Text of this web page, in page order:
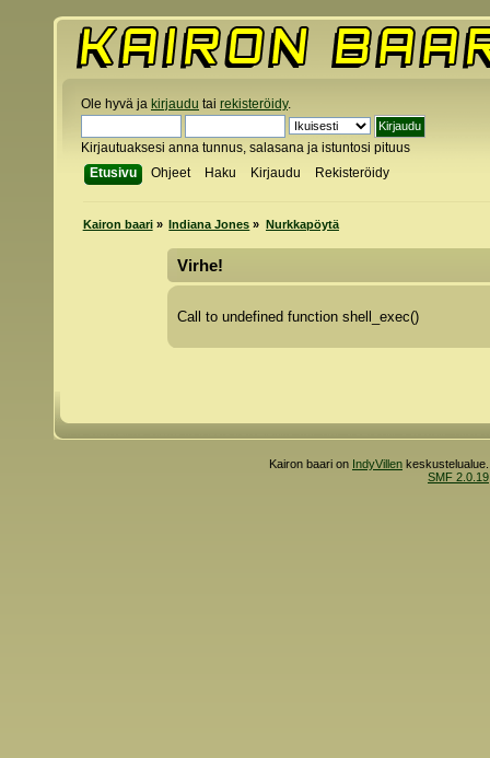
Ole hyvä ja kirjaudu tai rekisteröidy.
Kirjautuaksesi anna tunnus, salasana ja istuntosi pituus
Etusivu
Ohjeet Haku Kirjaudu Rekisteröidy
Kairon baari» Indiana Jones » Nurkkapöytä
Virhe!
Call to undefined function shell_exec()
Kairon baari on IndyVillen
SMF 2.0.19